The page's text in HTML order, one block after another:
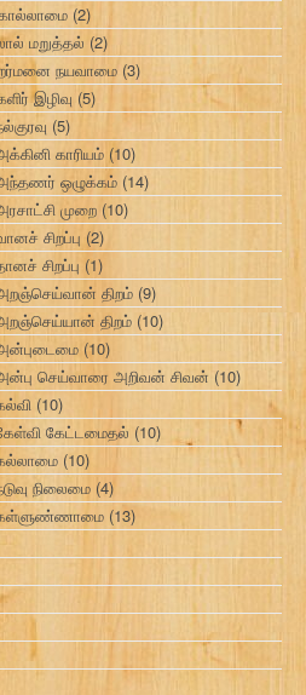
(2)
மறுத்தல் (2)
நயவாமை (3)
இழிவு (5)
(5)
காரியம் (10)
அந்தணர் ஒழுக்கம் (14)
முறை (10)
சிறப்பு (2)
சிறப்பு (1)
அறஞ்செய்வான் திறம் (9)
திறம் (10)
(10)
செய்வாரை அறிவன் சிவன் (10)
(10)
கேட்டமைதல் (10)
(10)
நிலைமை (4)
கள்ளுண்ணாமை (13)